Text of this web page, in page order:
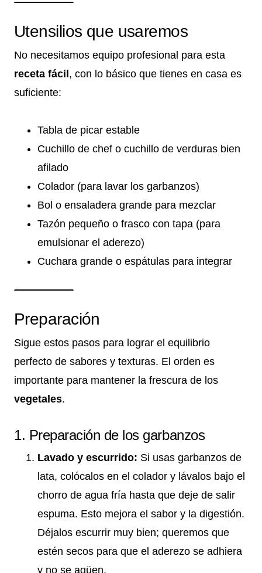
Utensilios que usaremos
No necesitamos equipo profesional para esta
receta fácil, con lo básico que tienes en casa es
suficiente:
Tabla de picar estable
Cuchillo de chef o cuchillo de verduras bien
afilado
Colador (para lavar los garbanzos)
Bol o ensaladera grande para mezclar
Tazón pequeño o frasco con tapa (para
emulsionar el aderezo)
Cuchara grande o espátulas para integrar
Preparación
Sigue estos pasos para lograr el equilibrio
perfecto de sabores y texturas. El orden es
importante para mantener la frescura de los
vegetales.
1. Preparación de los garbanzos
Lavado y escurrido: Si usas garbanzos de
lata, colócalos en el colador y lávalos bajo el
chorro de agua fría hasta que deje de salir
espuma. Esto mejora el sabor y la digestión.
Déjalos escurrir muy bien; queremos que
estén secos para que el aderezo se adhiera
y no se agüen.